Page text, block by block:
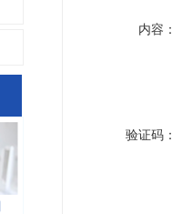
内容：
验证码：